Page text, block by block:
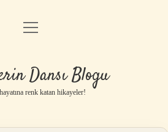
Anasayfa
Yasal Uyarı
menüyü
Dansı Blogu
renk katan hikayeler!